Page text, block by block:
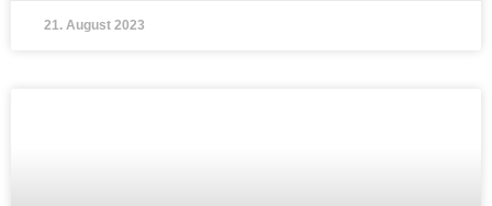
21. August 2023